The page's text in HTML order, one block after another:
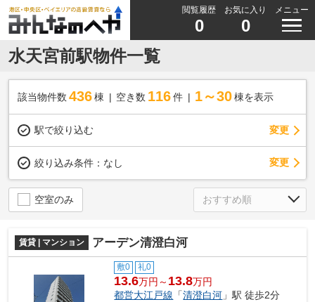
閲覧履歴
0
お気に入り
0
メニュー
水天宮前駅物件一覧
該当物件数 436棟 空き数 116 件 1～30 棟を表示
駅で絞り込む 変更
絞り込み条件： なし 変更
空室のみ
賃貸 | マンション アーデン清澄白河
敷0 礼0
13.6万円～ 13.8万円
都営大江戸線 「清澄白河 」駅 徒歩2分